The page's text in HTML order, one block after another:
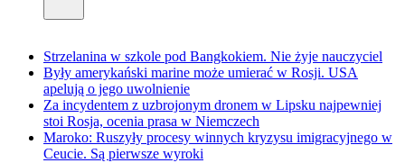
Strzelanina w szkole pod Bangkokiem. Nie żyje nauczyciel
Były amerykański marine może umierać w Rosji. USA
apelują o jego uwolnienie
Za incydentem z uzbrojonym dronem w Lipsku najpewniej
stoi Rosja, ocenia prasa w Niemczech
Maroko: Ruszyły procesy winnych kryzysu imigracyjnego w
Ceucie. Są pierwsze wyroki